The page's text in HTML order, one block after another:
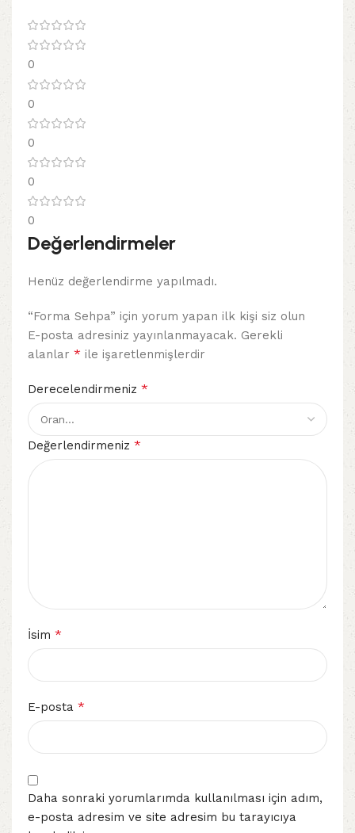
0
0
0
0
0
Değerlendirmeler
Henüz değerlendirme yapılmadı.
“Forma Sehpa” için yorum yapan ilk kişi siz olun
E-posta adresiniz yayınlanmayacak. Gerekli
alanlar * ile işaretlenmişlerdir
Derecelendirmeniz *
Değerlendirmeniz *
İsim *
E-posta *
Daha sonraki yorumlarımda kullanılması için adım,
e-posta adresim ve site adresim bu tarayıcıya